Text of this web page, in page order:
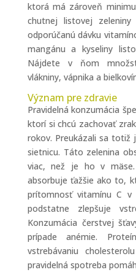
ktorá má zároveň
chutnej listovej
odporúčanú dávku
mangánu a kyseliny
Nájdete v ňom
vlákniny, vápnika a
Význam pre zdravie
Pravidelná konzumácia
ktorí si chcú zachovať
rokov. Preukázali sa totiž
sietnicu. Táto zelenina
viac, než je ho v
absorbuje ťažšie ako to,
prítomnosť vitamínu C v
podstatne zlepšuje
Konzumácia čerstvej
prípade anémie.
vstrebávaniu
pravidelná spotreba